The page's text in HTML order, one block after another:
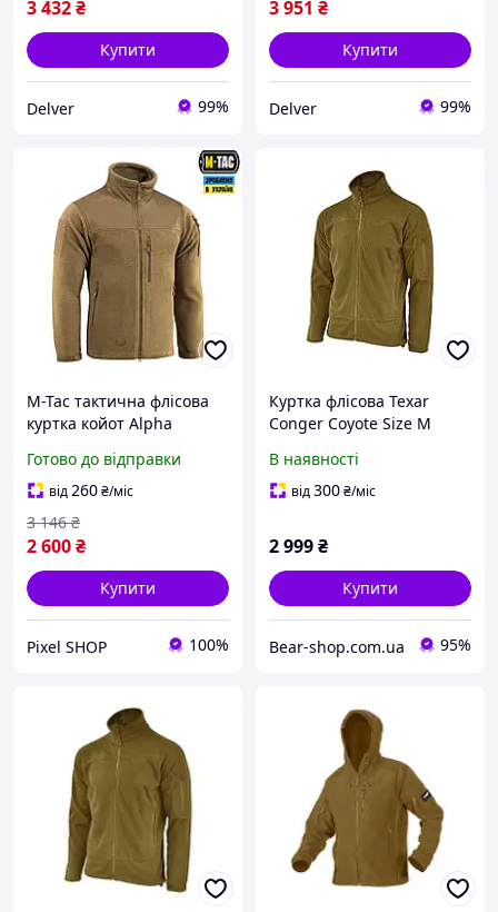
3 432₴
Купити
Delver 99%
3 951 ₴
Купити
Delver 99%
M-Tac тактична флісова
куртка койот Alpha
Brown, Куртка флісова
армійська, Фліска койот
Готово до відправки
від260₴/міс
2 600₴
3 146 ₴
Купити
Pixel SHOP 100%
Куртка флісова Texar
Conger Coyote Size M
В наявності
від300₴/міс
2 999₴
Купити
Bear-shop.com.ua 95%